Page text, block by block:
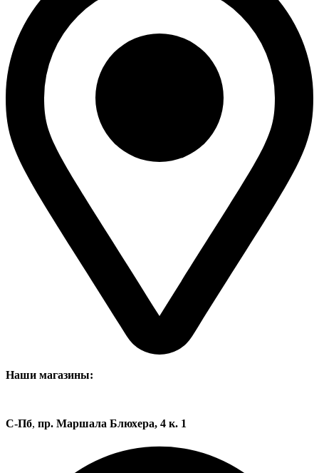
Наши магазины:
С-Пб, пр. Маршала Блюхера, 4 к. 1